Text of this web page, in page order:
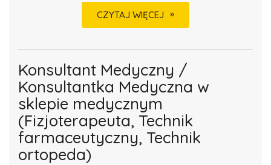
CZYTAJ WIĘCEJ
Konsultant Medyczny /
Konsultantka Medyczna w
sklepie medycznym
(Fizjoterapeuta, Technik
farmaceutyczny, Technik
ortopeda)